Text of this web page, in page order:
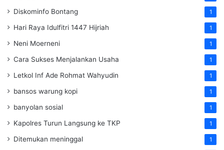
Diskominfo Bontang 1
Hari Raya Idulfitri 1447 Hijriah 1
Neni Moerneni 1
Cara Sukses Menjalankan Usaha 1
Letkol Inf Ade Rohmat Wahyudin 1
bansos warung kopi 1
banyolan sosial 1
Kapolres Turun Langsung ke TKP 1
Ditemukan meninggal 1